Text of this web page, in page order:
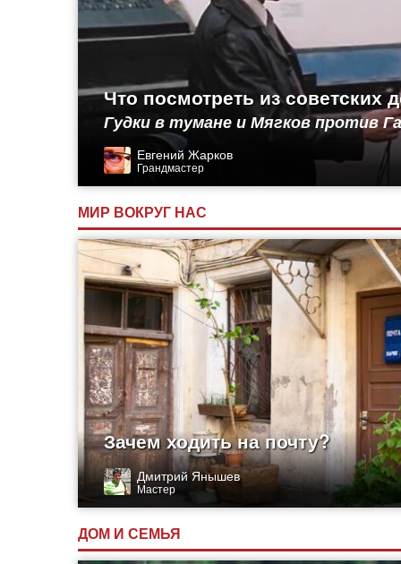
Что посмотреть из советских
Гудки в тумане и Мягков против
Евгений Жарков
Грандмастер
МИР ВОКРУГ НАС
Зачем ходить на почту?
Дмитрий Янышев
Мастер
ДОМ И СЕМЬЯ